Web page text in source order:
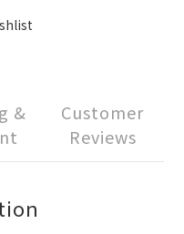
&
Customer
Reviews